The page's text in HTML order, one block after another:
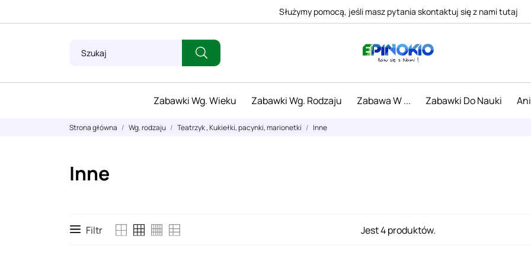
Służymy pomocą, jeśli masz pytania skontaktuj się z nami tutaj
Zabawki Wg. Wieku Zabawki Wg. Rodzaju Zabawa W ... Zabawki Do Nauki
Strona główna Wg. rodzaju Teatrzyk , Kukiełki, pacynki, marionetki Inne
Inne
Filtr Jest 4 produktów.